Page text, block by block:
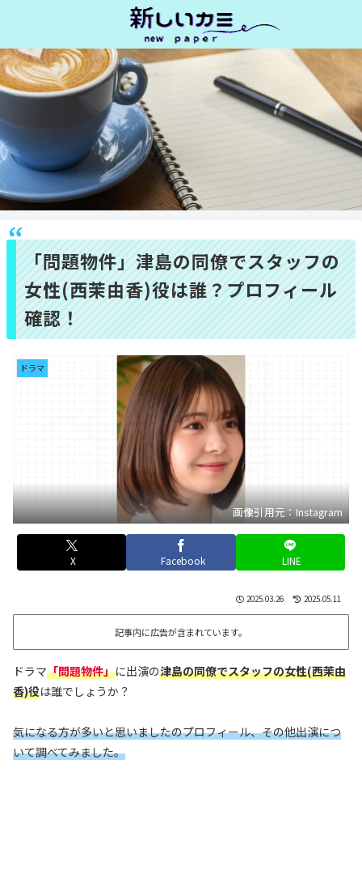
「問題物件」津島の同僚でスタッフの
女性(西茉由香)役は誰？プロフィール
確認！
ドラマ
画像引用元：Instagram
X Facebook LINE
2025.03.26 2025.05.11
記事内に広告が含まれています。
ドラマ「問題物件」に出演の津島の同僚でスタッフの女性(西茉由
香)役は誰でしょうか？
気になる方が多いと思いましたのプロフィール、その他出演につ
いて調べてみました。